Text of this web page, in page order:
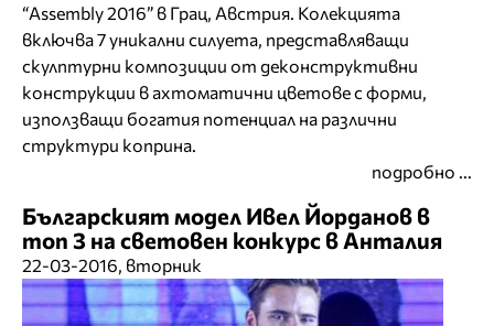
“Assembly 2016” в Грац, Австрия. Колекцията
включва 7 уникални силуета, представляващи
скулптурни композиции от деконструктивни
конструкции в ахтоматични цветове с форми,
използващи богатия потенциал на различни
структури коприна.
подробно ...
Българският модел Ивел Йорданов в
топ 3 на световен конкурс в Анталия
22-03-2016, вторник